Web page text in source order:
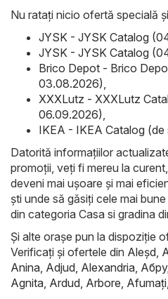
Nu ratați nicio ofertă specială
JYSK - JYSK Catalog
JYSK - JYSK Catalog
Brico Depot - Brico
03.08.2026)
XXXLutz - XXXLutz
06.09.2026)
IKEA - IKEA Catalog
Datorită informațiilor
promoții, veți fi mereu la
deveni mai ușoare și mai
ști unde să găsiți cele mai
din categoria Casa si gradina
Și alte orașe pun la dispoziție
Verificați și ofertele din Aleşd
Anina Adjud Alexandria
Agnita Ardud Arbore Afumaţi